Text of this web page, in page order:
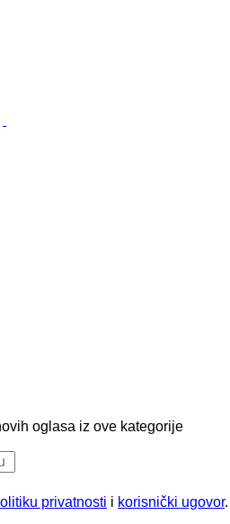
oglasa iz ove kategorije
privatnosti i korisnički ugovor.